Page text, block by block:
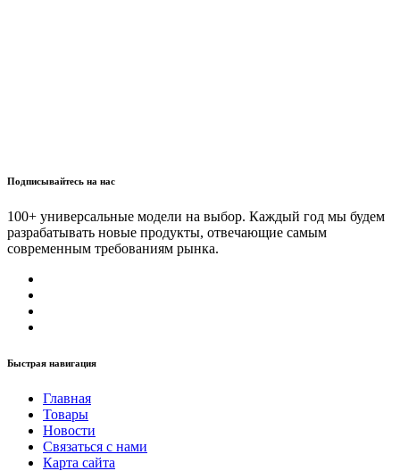
Подписывайтесь на нас
100+ универсальные модели на выбор. Каждый год мы будем
разрабатывать новые продукты, отвечающие самым
современным требованиям рынка.
Быстрая навигация
Главная
Товары
Новости
Связаться с нами
Карта сайта